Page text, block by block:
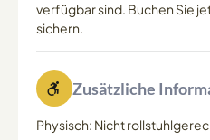
verfügbar sind. Buchen Sie
sichern.
Zusätzliche
Physisch: Nicht